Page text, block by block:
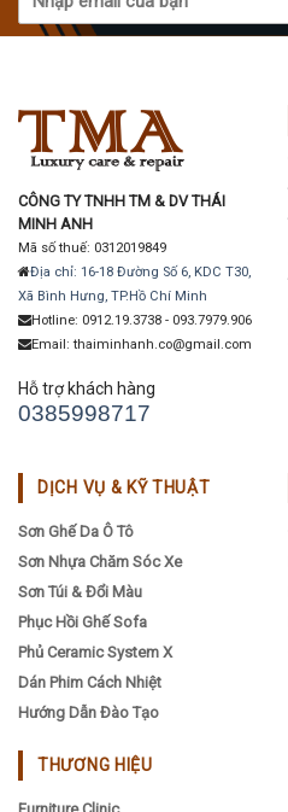
CÔNG TY TNHH TM & DV THÁI
MINH ANH
Mã số thuế: 0312019849
Địa chỉ: 16-18 Đường Số 6, KDC T30,
Xã Bình Hưng, TP.Hồ Chí Minh
Hotline: 0912.19.3738 - 093.7979.906
Email: thaiminhanh.co@gmail.com
Hỗ trợ khách hàng
0385998717
DỊCH VỤ & KỸ THUẬT
Sơn Ghế Da Ô Tô
Sơn Nhựa Chăm Sóc Xe
Sơn Túi & Đổi Màu
Phục Hồi Ghế Sofa
Phủ Ceramic System X
Dán Phim Cách Nhiệt
Hướng Dẫn Đào Tạo
THƯƠNG HIỆU